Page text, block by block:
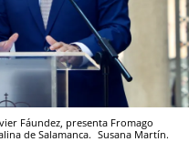
Fáundez, presenta Fromago
de Salamanca. Susana Martín.